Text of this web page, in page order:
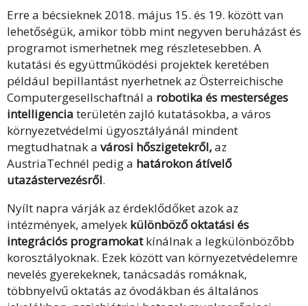
Erre a bécsieknek 2018. május 15. és 19. között van
lehetőségük, amikor több mint negyven beruházást és
programot ismerhetnek meg részletesebben. A
kutatási és együttműködési projektek keretében
például bepillantást nyerhetnek az Österreichische
Computergesellschaftnál a robotika és mesterséges
intelligencia területén zajló kutatásokba, a város
környezetvédelmi ügyosztályánál mindent
megtudhatnak a városi hőszigetekről,az
AustriaTechnél pedig a határokon átívelő
utazástervezésről.
Nyílt napra várják az érdeklődőket azok az
intézmények, amelyek különböző oktatási és
integrációs programokatkínálnak a legkülönbözőbb
korosztályoknak. Ezek között van környezetvédelemre
nevelés gyerekeknek, tanácsadás romáknak,
többnyelvű oktatás az óvodákban és általános